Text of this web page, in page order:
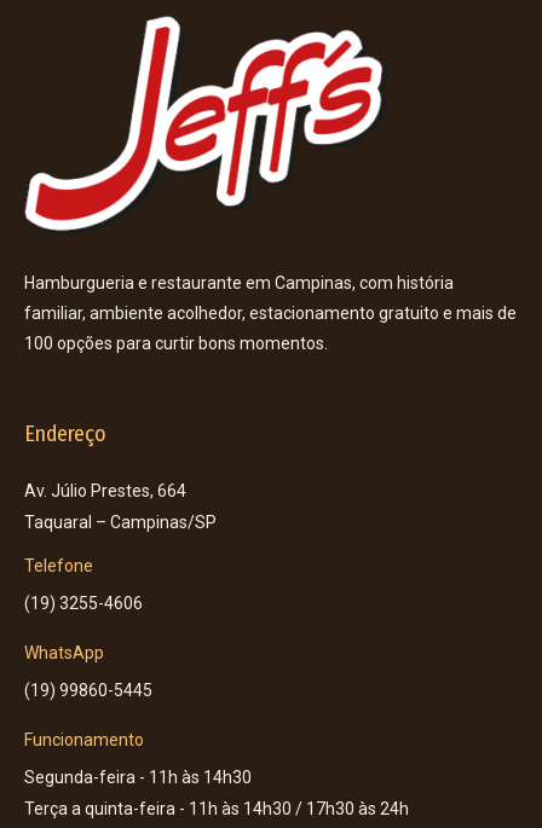
Hamburgueria e restaurante em Campinas, com história
familiar, ambiente acolhedor, estacionamento gratuito e mais de
100 opções para curtir bons momentos.
Endereço
Av. Júlio Prestes, 664
Taquaral – Campinas/SP
Telefone
(19) 3255-4606
WhatsApp
(19) 99860-5445
Funcionamento
Segunda-feira - 11h às 14h30
Terça a quinta-feira - 11h às 14h30 / 17h30 às 24h